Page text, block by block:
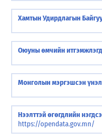
Хамтын Удирдлагын
Оюуны өмчийн
Монголын мэргэшсэн
Нээлттэй өгөгдлийн
https://opendata.gov.mn/